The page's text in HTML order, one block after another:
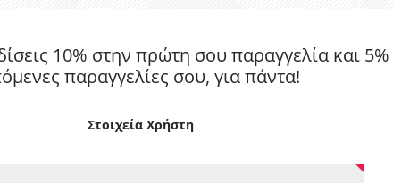
10% στην πρώτη σου παραγγελία και 5%
παραγγελίες σου, για πάντα!
Στοιχεία Χρήστη